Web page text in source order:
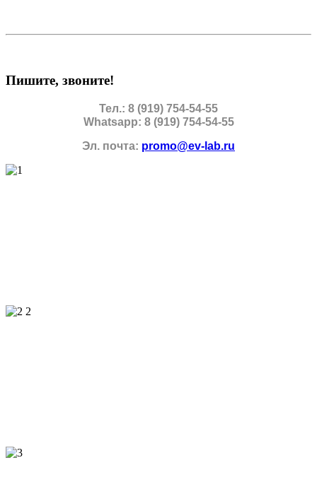
Пишите, звоните!
Тел.: 8 (919) 754-54-55
Whatsapp: 8 (919) 754-54-55
Эл. почта: promo@ev-lab.ru